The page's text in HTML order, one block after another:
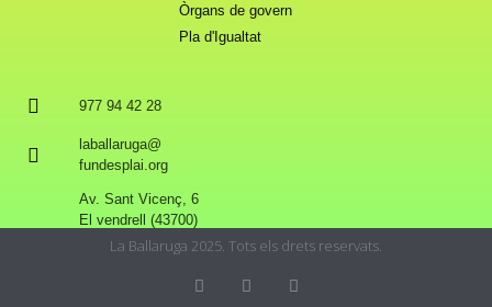
Òrgans de govern
Pla d'Igualtat
977 94 42 28
laballaruga@
fundesplai.org
Av. Sant Vicenç, 6
El vendrell (43700)
La Ballaruga 2025. Tots els drets reservats.